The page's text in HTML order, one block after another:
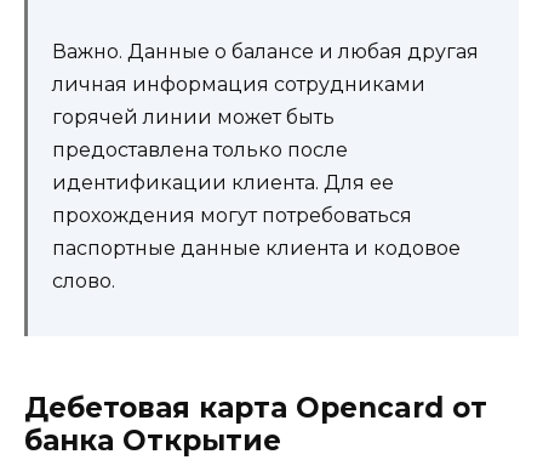
Важно. Данные о балансе и любая другая
личная информация сотрудниками
горячей линии может быть
предоставлена только после
идентификации клиента. Для ее
прохождения могут потребоваться
паспортные данные клиента и кодовое
слово.
Дебетовая карта Opencard от
банка Открытие